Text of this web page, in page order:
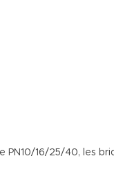
PN10/16/25/40, les